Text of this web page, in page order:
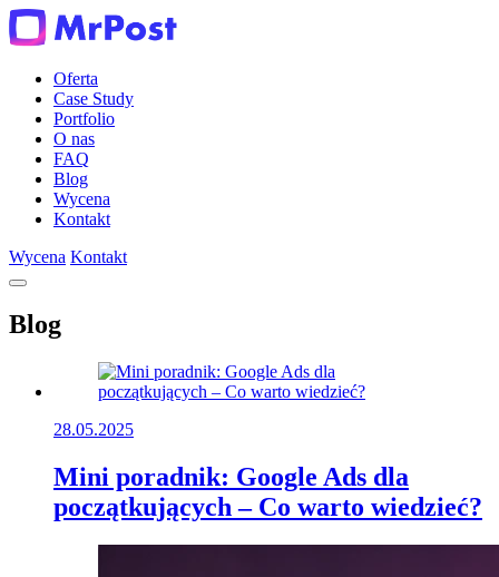
Oferta
Case Study
Portfolio
O nas
FAQ
Blog
Wycena
Kontakt
Wycena Kontakt
Blog
28.05.2025
Mini poradnik: Google Ads dla
początkujących – Co warto wiedzieć?